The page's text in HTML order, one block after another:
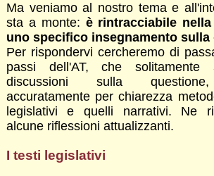
Ma veniamo al nostro tema e
sta a monte: è rintracciabile
uno specifico insegnamento sulla
Per rispondervi cercheremo di
passi dell'AT, che
discussioni sulla questione,
accuratamente per chiarezza
legislativi e quelli narrativi. Ne
alcune riflessioni attualizzanti.
I testi legislativi